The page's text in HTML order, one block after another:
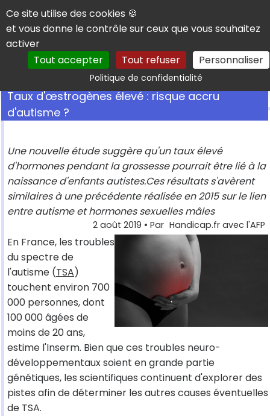
Panneau de gestion des cookies
Ce site utilise des cookies 🍪
et vous donne le contrôle sur ceux que vous souhaitez
activer
Tout accepter
Tout refuser Personnaliser
Politique de confidentialitéRechercher
Taux d'œstrogènes élevé : risque accru
d'autisme ?
Une nouvelle étude suggère qu'un taux élevé
d'hormones pendant la grossesse pourrait être lié à la
naissance d'enfants autistes.Ces résultats s'avèrent
similaires à une précédente réalisée en 2015 sur le lien
entre autisme et hormones sexuelles mâles
2 août 2019 • Par Handicap.fr avec l'AFP
En France, les troubles
du spectre de
l'autisme (TSA)
touchent environ 700
000 personnes, dont
100 000 âgées de
moins de 20 ans,
estime l'Inserm. Bien que ces troubles neuro-
développementaux soient en grande partie
génétiques, les scientifiques continuent d'explorer des
pistes afin de déterminer les autres causes éventuelles
de TSA.